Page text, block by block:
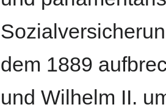
dem 1889
und Wilhelm II.